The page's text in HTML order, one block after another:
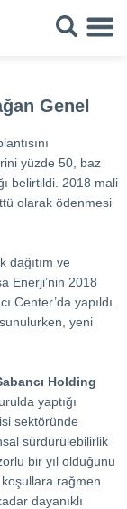
Genel
yüzde 50, baz
belirtildi. 2018 mali
olarak ödenmesi
dağıtım ve
Enerji’nin 2018
Center’da yapıldı.
yeni
Holding
yaptığı
sektöründe
sürdürülebilirlik
bir yıl olduğunu
koşullara rağmen
dayanıklı